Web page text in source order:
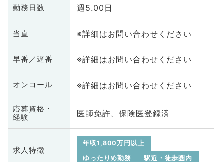
勤務日数 週5.00日
当直 ※詳細はお問い合わせください
早番／遅番 ※詳細はお問い合わせください
オンコール ※詳細はお問い合わせください
応募資格・
経験
医師免許、保険医登録済
求人特徴
年収1,800万円以上
ゆったりめ勤務
駅近・徒歩圏内